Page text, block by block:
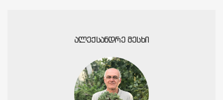
ᲐᲚᲔᲥᲡᲐᲜᲓᲠᲔ ᲛᲔᲡᲮᲘ